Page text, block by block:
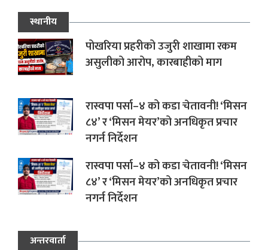
स्थानीय
पोखरिया प्रहरीको उजुरी शाखामा रकम
असुलीको आरोप, कारबाहीको माग
रास्वपा पर्सा–४ को कडा चेतावनी! ‘मिसन
८४’ र ‘मिसन मेयर’को अनधिकृत प्रचार
नगर्न निर्देशन
रास्वपा पर्सा–४ को कडा चेतावनी! ‘मिसन
८४’ र ‘मिसन मेयर’को अनधिकृत प्रचार
नगर्न निर्देशन
अन्तरवार्ता